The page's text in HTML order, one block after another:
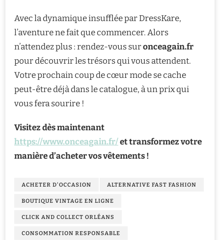
Avec la dynamique insufflée par DressKare,
l’aventure ne fait que commencer. Alors
n’attendez plus : rendez-vous suronceagain.fr
pour découvrir les trésors qui vous attendent.
Votre prochain coup de cœur mode se cache
peut-être déjà dans le catalogue, à un prix qui
vous fera sourire !
Visitez dès maintenant
https://www.onceagain.fr/et transformez votre
manière d’acheter vos vêtements !
ACHETER D'OCCASION ALTERNATIVE FAST FASHION
BOUTIQUE VINTAGE EN LIGNE
CLICK AND COLLECT ORLÉANS
CONSOMMATION RESPONSABLE